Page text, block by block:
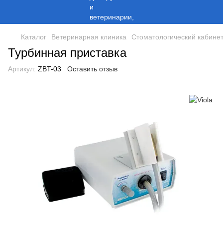
Каталог Ветеринарная клиника Стоматологический кабинет
Турбинная приставка
Артикул: ZBT-03 Оставить отзыв